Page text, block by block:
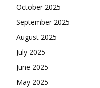
October 2025
September 2025
August 2025
July 2025
June 2025
May 2025